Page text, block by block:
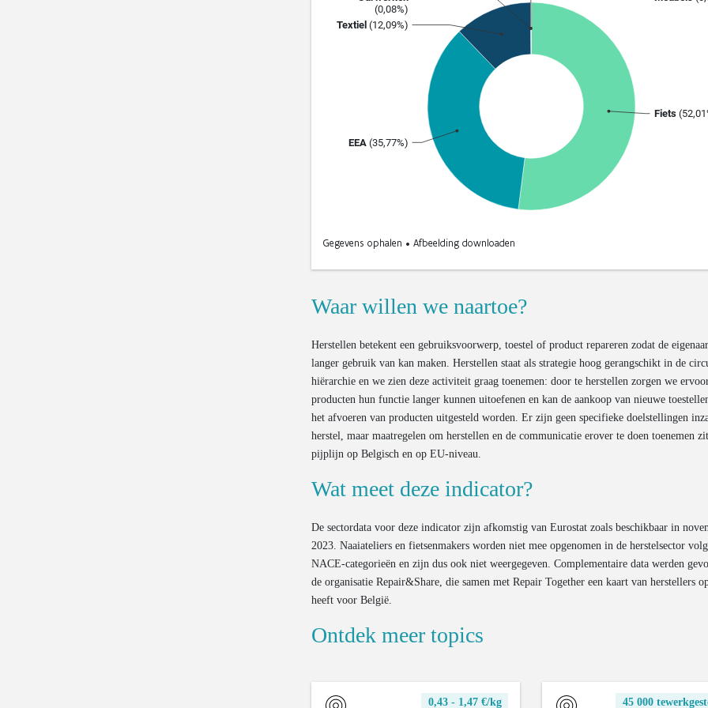
Waar willen we naartoe?
Herstellen betekent een gebruiksvoorwerp, toestel of product repareren zodat de
langer gebruik van kan maken. Herstellen staat als strategie hoog gerangschikt in de
hiërarchie en we zien deze activiteit graag toenemen: door te herstellen zorgen we
producten hun functie langer kunnen uitoefenen en kan de aankoop van nieuwe
het afvoeren van producten uitgesteld worden. Er zijn geen specifieke doelstellingen
herstel, maar maatregelen om herstellen en de communicatie erover te doen toenemen
pijplijn op Belgisch en op EU-niveau.
Wat meet deze indicator?
De sectordata voor deze indicator zijn afkomstig van Eurostat zoals beschikbaar in
2023. Naaiateliers en fietsenmakers worden niet mee opgenomen in de herstelsector
NACE-categorieën en zijn dus ook niet weergegeven. Complementaire data werden
de organisatie Repair&Share, die samen met Repair Together een kaart van herstellers
heeft voor België.
Ontdek meer topics
0,43 - 1,47 €/kg 45 000